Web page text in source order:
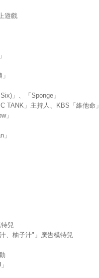
遊戲
」、「Sponge」
TANK」主持人、KBS「維他命」
」
兒
、柚子汁"」廣告模特兒